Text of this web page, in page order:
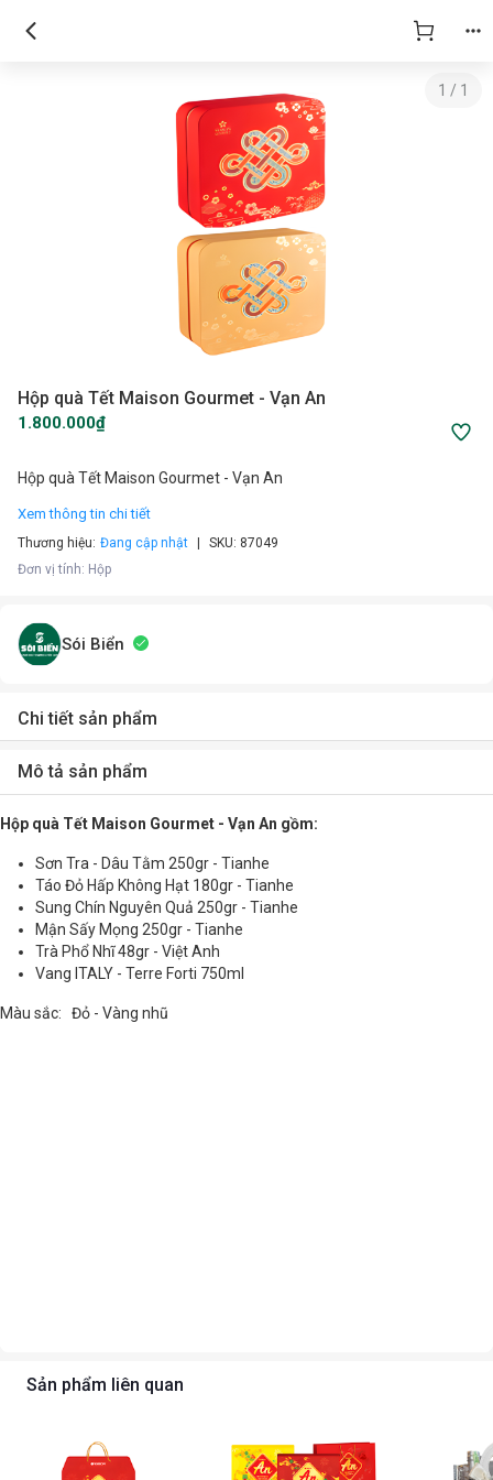
1 / 1
Hộp quà Tết Maison Gourmet - Vạn An
1.800.000₫
Hộp quà Tết Maison Gourmet - Vạn An
Xem thông tin chi tiết
Thương hiệu: Đang cập nhật SKU: 87049
Đơn vị tính: Hộp
Sói Biển
Chi tiết sản phẩm
Mô tả sản phẩm
Hộp quà Tết Maison Gourmet - Vạn An gồm:
Sơn Tra - Dâu Tằm 250gr - Tianhe
Táo Đỏ Hấp Không Hạt 180gr - Tianhe
Sung Chín Nguyên Quả 250gr - Tianhe
Mận Sấy Mọng 250gr - Tianhe
Trà Phổ Nhĩ 48gr - Việt Anh
Vang ITALY - Terre Forti 750ml
Màu sắc: Đỏ - Vàng nhũ
Sản phẩm liên quan